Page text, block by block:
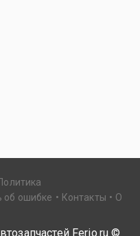
об ошибке Контакты
О
Ferio.ru ©